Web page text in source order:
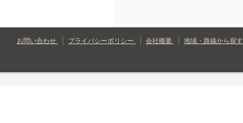
お問い合わせ プライバシーポリシー 会社概要 地域・路線から探す